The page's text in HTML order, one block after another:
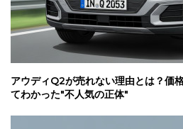
アウディQ2が売れない理由とは？価
てわかった"不人気の正体"